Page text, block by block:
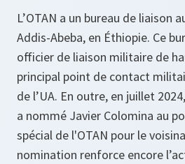
L’OTAN a un bureau de liaison
Addis-Abeba, en Éthiopie. Ce
officier de liaison militaire de
principal point de contact
de l’UA. En outre, en juillet
a nommé Javier Colomina au
spécial de l'OTAN pour le
nomination renforce encore